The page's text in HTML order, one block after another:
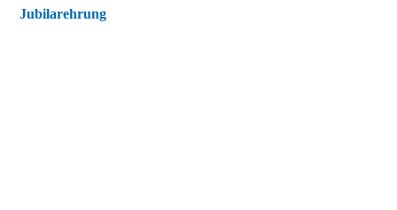
Jubilarehrung